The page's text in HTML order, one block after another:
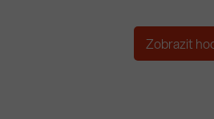
Zobrazit